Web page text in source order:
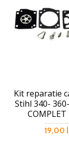
Kit reparatie
Stihl 340-
19,00